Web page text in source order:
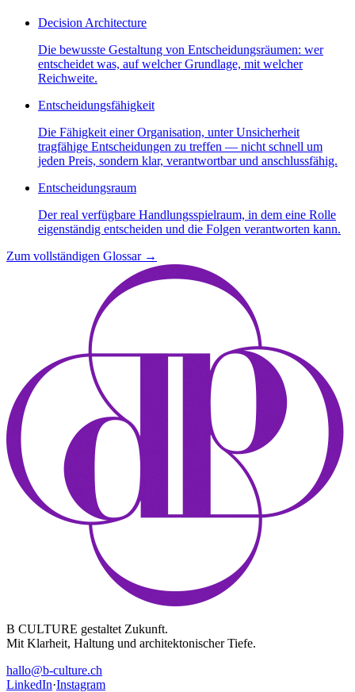
Decision Architecture
Die bewusste Gestaltung von Entscheidungsräumen: wer
entscheidet was, auf welcher Grundlage, mit welcher
Reichweite.
Entscheidungsfähigkeit
Die Fähigkeit einer Organisation, unter Unsicherheit
tragfähige Entscheidungen zu treffen — nicht schnell um
jeden Preis, sondern klar, verantwortbar und anschlussfähig.
Entscheidungsraum
Der real verfügbare Handlungsspielraum, in dem eine Rolle
eigenständig entscheiden und die Folgen verantworten kann.
Zum vollständigen Glossar→
B CULTURE gestaltet Zukunft.
Mit Klarheit, Haltung und architektonischer Tiefe.
hallo@b-culture.ch
LinkedIn·Instagram